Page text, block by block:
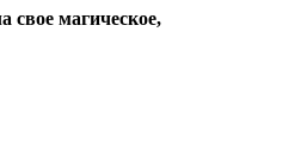
свое магическое,